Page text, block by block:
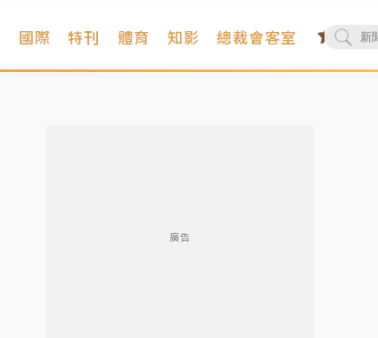
國際 特刊 體育 知影 總裁會客室
廣告